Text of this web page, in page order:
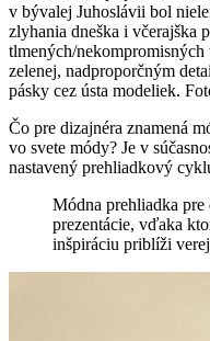
v bývalej Juhoslávii bol
zlyhania dneška i včerajška
tlmených/
zelenej, nadproporčným
pásky cez ústa modeliek.
Čo pre dizajnéra znamená
vo svete módy? Je v
nastavený prehliadkový
Módna prehliadka pre
prezentácie, vďaka
inšpiráciu priblíži